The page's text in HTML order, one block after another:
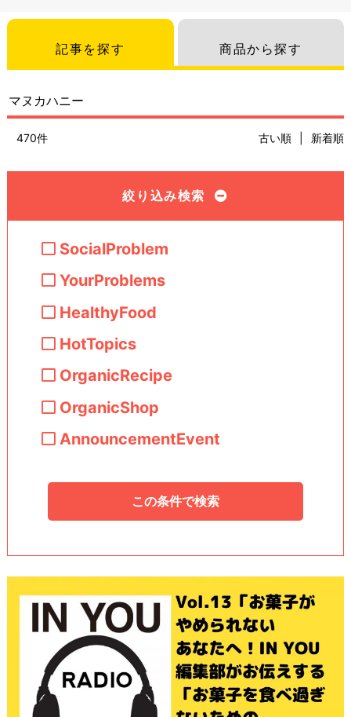
記事を探す 商品から探す
470件 古い順 新着順
絞り込み検索
SocialProblem
YourProblems
HealthyFood
HotTopics
OrganicRecipe
OrganicShop
AnnouncementEvent